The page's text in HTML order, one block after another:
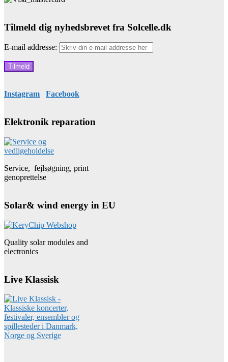
Tilmeld dig nyhedsbrevet fra Solcelle.dk
E-mail addresse:
Instagram Facebook
Elektronik reparation
Service, fejlsøgning, print
genoprettelse
Solar& wind energy in EU
Quality solar modules and
electronics
Live Klassisk